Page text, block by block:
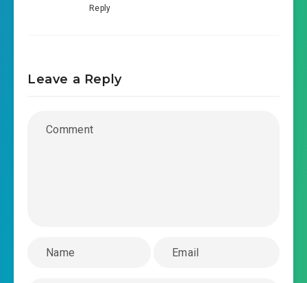
#55: Cục diện
#59: Lạc Thiên Phàm
#63: Toàn trường là địch
Reply
Leave a Reply